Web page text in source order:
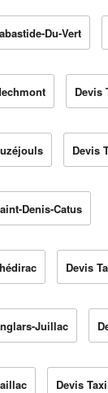
Du-Vert
Devis
Devis
Denis-Catus
Devis
Juillac
Devis